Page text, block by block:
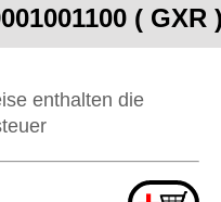
( GXR
enthalten die